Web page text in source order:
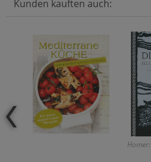
Kunden kauften auch:
Homer: